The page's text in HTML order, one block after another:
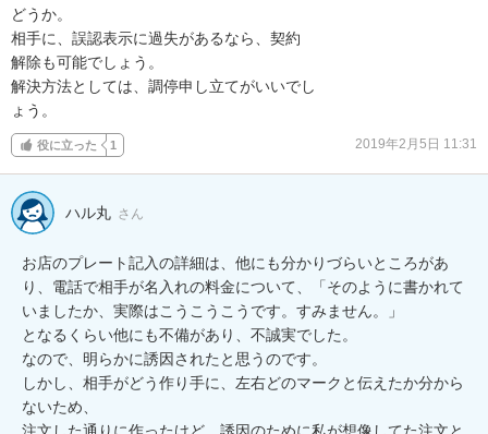
どうか。
相手に、誤認表示に過失があるなら、契約
解除も可能でしょう。
解決方法としては、調停申し立てがいいでし
ょう。
役に立った 1 2019年2月5日 11:31
ハル丸 さん
お店のプレート記入の詳細は、他にも分かりづらいところがあ
り、電話で相手が名入れの料金について、「そのように書かれて
いましたか、実際はこうこうこうです。すみません。」
となるくらい他にも不備があり、不誠実でした。
なので、明らかに誘因されたと思うのです。
しかし、相手がどう作り手に、左右どのマークと伝えたか分から
ないため、
注文した通りに作ったけど、誘因のために私が想像してた注文と